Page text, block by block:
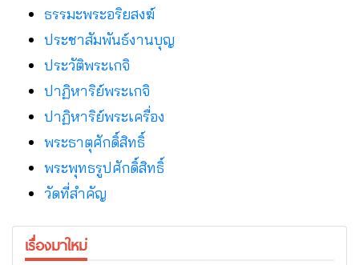
ธรรมะพระอริยสงฆ์
ประชาสัมพันธ์งานบุญ
ประวัติพระเกจิ
ปาฏิหาริย์พระเกจิ
ปาฏิหาริย์พระเครื่อง
พระธาตุศักดิ์สิทธิ์
พระพุทธรูปศักดิ์สิทธิ์
วัดที่สําคัญ
เรื่องมาใหม่